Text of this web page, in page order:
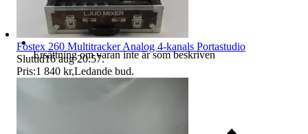
Ersättning om varan inte är som beskriven
Fostex 260 Multitracker Analog 4-kanals Portastudio
Sluttid16 aug 20:57.
Pris:1 840 kr,Ledande bud.